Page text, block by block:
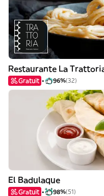
Restaurante La
Gratuit 96%(32)
El Badulaque
Gratuit 98%(51)